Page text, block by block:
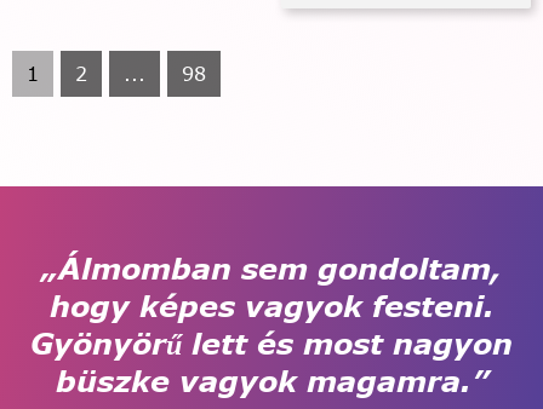
1 2 ... 98
„Álmomban sem gondoltam,
hogy képes vagyok festeni.
Gyönyörű lett és most nagyon
büszke vagyok magamra.”